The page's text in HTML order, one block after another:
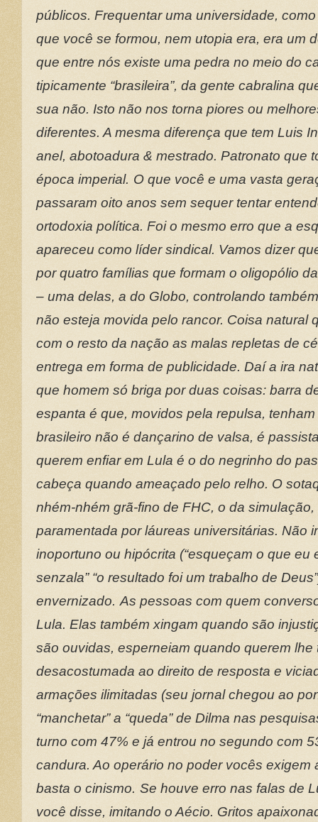
públicos. Frequentar uma universidade,
que você se formou, nem utopia era, era um
que entre nós existe uma pedra no meio do
tipicamente “brasileira”, da gente cabralina
sua não. Isto não nos torna piores ou
diferentes. A mesma diferença que tem Luis
anel, abotoadura & mestrado. Patronato que
época imperial. O que você e uma vasta
passaram oito anos sem sequer tentar
ortodoxia política. Foi o mesmo erro que a
apareceu como líder sindical. Vamos dizer
por quatro famílias que formam o oligopólio
– uma delas, a do Globo, controlando
não esteja movida pelo rancor. Coisa natural
com o resto da nação as malas repletas de
entrega em forma de publicidade. Daí a ira
que homem só briga por duas coisas: barra
espanta é que, movidos pela repulsa,
brasileiro não é dançarino de valsa, é
querem enfiar em Lula é o do negrinho do
cabeça quando ameaçado pelo relho. O
nhém-nhém grã-fino de FHC, o da
paramentada por láureas universitárias. Não
inoportuno ou hipócrita (“esqueçam o que eu
senzala” “o resultado foi um trabalho de
envernizado. As pessoas com quem
Lula. Elas também xingam quando são
são ouvidas, esperneiam quando querem
desacostumada ao direito de resposta e
armações ilimitadas (seu jornal chegou ao
“manchetar” a “queda” de Dilma nas
turno com 47% e já entrou no segundo com
candura. Ao operário no poder vocês exigem
basta o cinismo. Se houve erro nas falas de
você disse, imitando o Aécio. Gritos